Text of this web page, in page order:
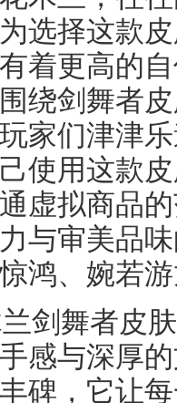
选择这款
着更高的
绕剑舞者
家们津津
使用这款
虚拟商品
与审美品
鸿、婉若
剑舞者皮
感与深厚
碑，它让